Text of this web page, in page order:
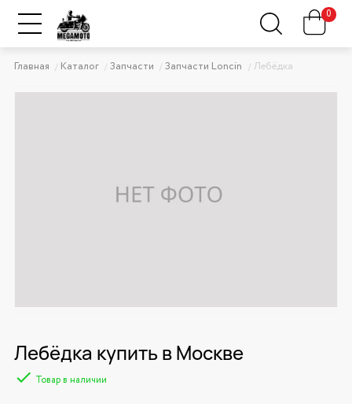
0
Главная Каталог Запчасти Запчасти Loncin Лебёдка
Лебёдка купить в Москве
Товар в наличии